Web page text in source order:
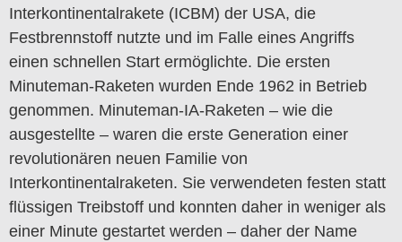
Interkontinentalrakete (ICBM) der USA, die
Festbrennstoff nutzte und im Falle eines Angriffs
einen schnellen Start ermöglichte. Die ersten
Minuteman-Raketen wurden Ende 1962 in Betrieb
genommen. Minuteman-IA-Raketen – wie die
ausgestellte – waren die erste Generation einer
revolutionären neuen Familie von
Interkontinentalraketen. Sie verwendeten festen statt
flüssigen Treibstoff und konnten daher in weniger als
einer Minute gestartet werden – daher der Name